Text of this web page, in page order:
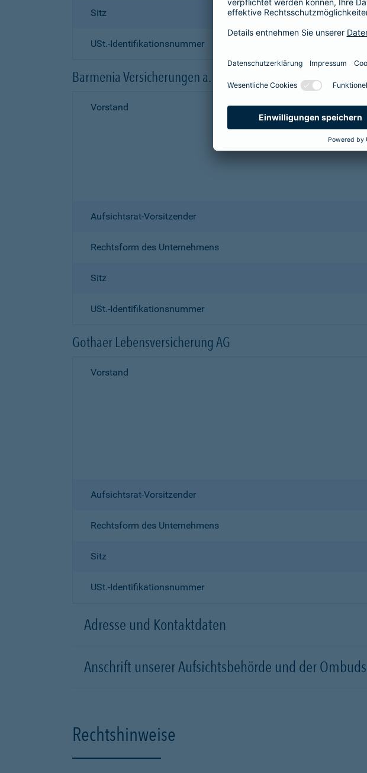
Sitz
USt.-Identifikationsnummer
Barmenia Versicherungen a. G.
Vorstand
Aufsichtsrat-Vorsitzender
Rechtsform des Unternehmens
Sitz
USt.-Identifikationsnummer
Gothaer Lebensversicherung AG
Vorstand
Aufsichtsrat-Vorsitzender
Rechtsform des Unternehmens
Sitz
USt.-Identifikationsnummer
Adresse und Kontaktdaten
Anschrift unserer Aufsichtsbehörde und der
Rechtshinweise